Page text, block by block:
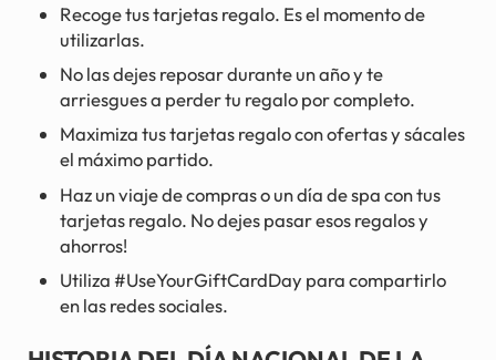
Recoge tus tarjetas regalo. Es el momento de
utilizarlas.
No las dejes reposar durante un año y te
arriesgues a perder tu regalo por completo.
Maximiza tus tarjetas regalo con ofertas y sácales
el máximo partido.
Haz un viaje de compras o un día de spa con tus
tarjetas regalo. No dejes pasar esos regalos y
ahorros!
Utiliza #UseYourGiftCardDay para compartirlo
en las redes sociales.